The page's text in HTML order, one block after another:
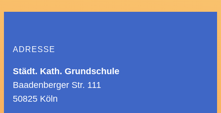
ADRESSE
Städt. Kath. Grundschule
Baadenberger Str. 111
50825 Köln